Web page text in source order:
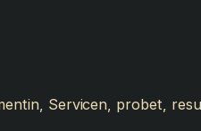
Servicen, probet,